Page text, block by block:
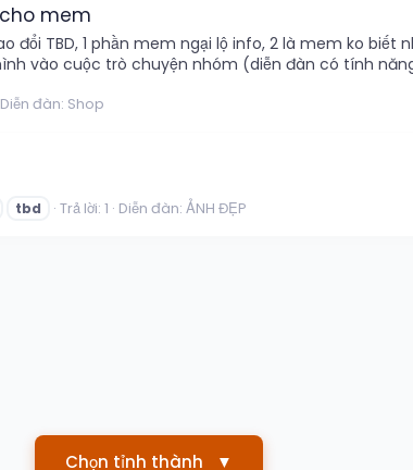
mem
đổi TBD, 1 phần mem ngại lộ info, 2 là mem ko
vào cuộc trò chuyện nhóm (diễn đàn có tính
Diễn đàn: Shop
tbd Trả lời: 1 Diễn đàn: ẢNH ĐẸP
Chọn tỉnh thành ▼